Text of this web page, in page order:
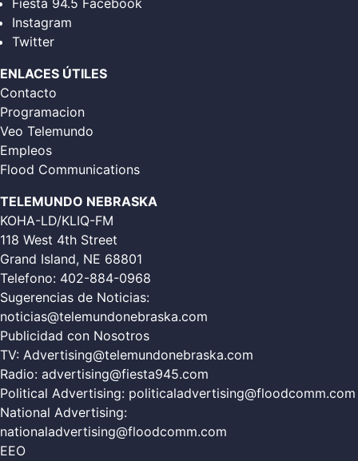
Fiesta 94.5 Facebook
Instagram
Twitter
ENLACES ÚTILES
Contacto
Programacion
Veo Telemundo
Empleos
Flood Communications
TELEMUNDO NEBRASKA
KOHA-LD/KLIQ-FM
118 West 4th Street
Grand Island, NE 68801
Telefono: 402-884-0968
Sugerencias de Noticias:
noticias@telemundonebraska.com
Publicidad con Nosotros
TV: Advertising@telemundonebraska.com
Radio: advertising@fiesta945.com
Political Advertising: politicaladvertising@floodcomm.com
National Advertising:
nationaladvertising@floodcomm.com
EEO